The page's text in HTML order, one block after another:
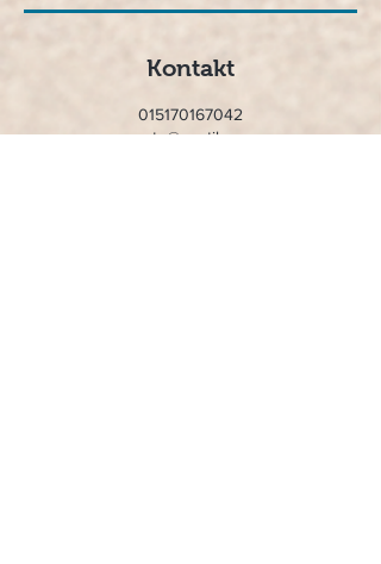
Kontakt
015170167042
namaste@nautilus.yoga